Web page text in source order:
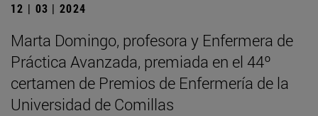
12 | 03 | 2024
Marta Domingo, profesora y Enfermera de
Práctica Avanzada, premiada en el 44º
certamen de Premios de Enfermería de la
Universidad de Comillas